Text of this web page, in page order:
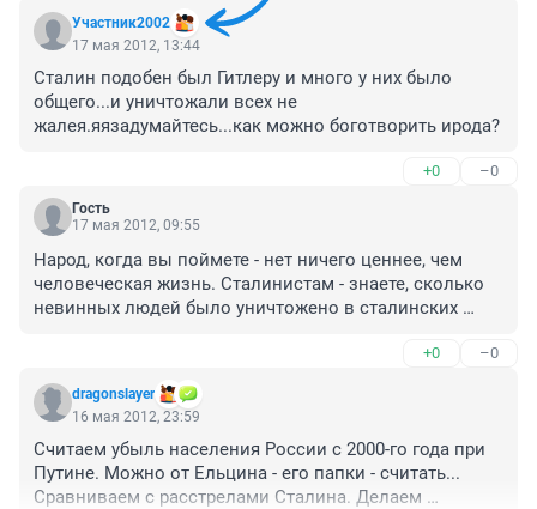
Участник2002
17 мая 2012, 13:44
Сталин подобен был Гитлеру и много у них было
общего...и уничтожали всех не
жалея.яязадумайтесь...как можно боготворить ирода?
+0 –0
Гость
17 мая 2012, 09:55
Народ, когда вы поймете - нет ничего ценнее, чем
человеческая жизнь. Сталинистам - знаете, сколько
невинных людей было уничтожено в сталинских
врагом народа, найдем причину и для галочки
"зачистим"? "Для блага народа"? Пойдете на жертву?
Задумаетесь тогда?
+0 –0
dragonslayer
16 мая 2012, 23:59
Считаем убыль населения России с 2000-го года при
Путине. Можно от Ельцина - его папки - считать...
Сравниваем с расстрелами Сталина. Делаем